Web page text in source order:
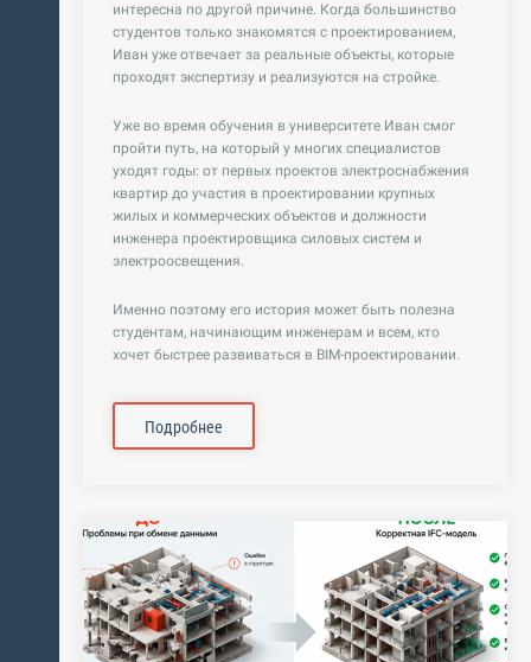
интересна по другой причине. Когда большинство
студентов только знакомятся с проектированием,
Иван уже отвечает за реальные объекты, которые
проходят экспертизу и реализуются на стройке.
Уже во время обучения в университете Иван смог
пройти путь, на который у многих специалистов
уходят годы: от первых проектов электроснабжения
квартир до участия в проектировании крупных
жилых и коммерческих объектов и должности
инженера проектировщика силовых систем и
электроосвещения.
Именно поэтому его история может быть полезна
студентам, начинающим инженерам и всем, кто
хочет быстрее развиваться в BIM-проектировании.
Подробнее